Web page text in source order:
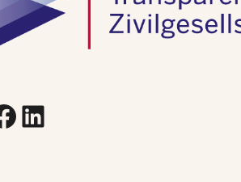
LinkedIn